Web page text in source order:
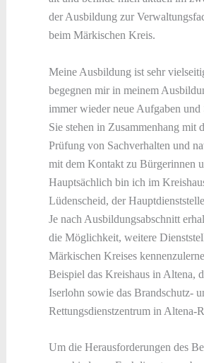
der Ausbildung zur
beim Märkischen Kreis.
Meine Ausbildung ist sehr
begegnen mir in meinem
immer wieder neue Aufgaben und
Sie stehen in Zusammenhang mit
Prüfung von Sachverhalten und
mit dem Kontakt zu Bürgerinnen
Hauptsächlich bin ich im
Lüdenscheid, der
Je nach Ausbildungsabschnitt
die Möglichkeit, weitere
Märkischen Kreises
Beispiel das Kreishaus in Altena,
Iserlohn sowie das Brandschutz-
Rettungsdienstzentrum in Altena-
Um die Herausforderungen des